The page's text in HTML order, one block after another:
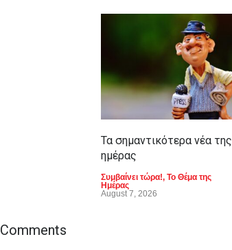
Τα σημαντικότερα νέα της
ημέρας
Συμβαίνει τώρα!, Το Θέμα της
Ημέρας
August 7, 2026
Comments